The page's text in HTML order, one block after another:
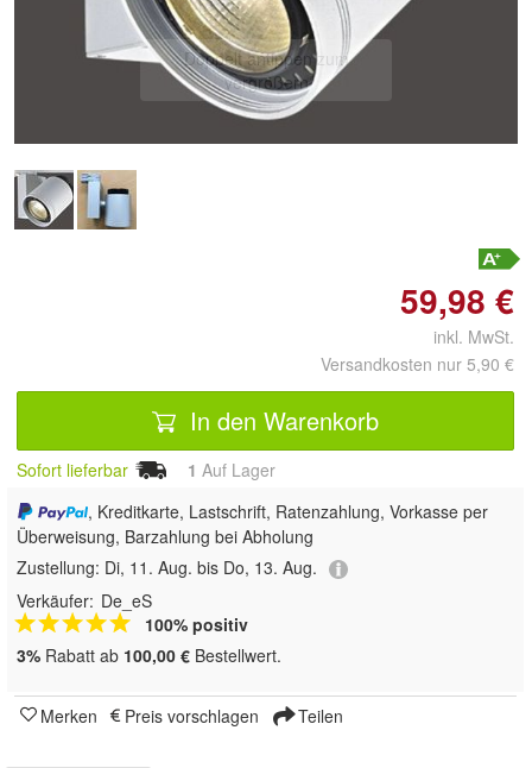
Doppelt antippen zum
vergrößern
59,98 €
inkl. MwSt.
Versandkosten nur 5,90 €
In den Warenkorb
Sofort lieferbar 1 Auf Lager
, Kreditkarte, Lastschrift, Ratenzahlung, Vorkasse per
Überweisung, Barzahlung bei Abholung
Zustellung: Di, 11. Aug. bis Do, 13. Aug.
Verkäufer: De_eS
100% positiv
3% Rabatt ab 100,00 € Bestellwert.
Merken Preis vorschlagen Teilen